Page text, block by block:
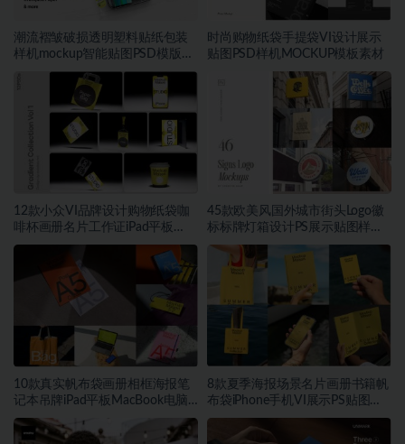
潮流褶皱破损透明塑料贴纸包装
样机mockup智能贴图PSD模版设
计素材
时尚购物纸袋手提袋VI设计展示
贴图PSD样机MOCKUP模板素材
12款小众VI品牌设计购物纸袋咖
啡杯画册名片工作证iPad平板
MacBook电脑iPhone手机贴图
45款欧美风国外城市街头Logo徽
标标牌灯箱设计PS展示贴图样机
模板
10款真实帆布袋画册相框海报笔
记本吊牌iPad平板MacBook电脑
Vi贴图PSD样机模板
8款夏季海报场景名片画册书籍帆
布袋iPhone手机VI展示PS贴图样
机模板